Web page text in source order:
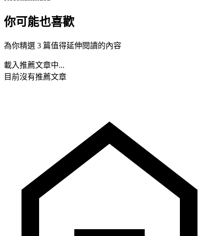
你可能也喜歡
為你精選 3 篇值得延伸閱讀的內容
載入推薦文章中...
目前沒有推薦文章